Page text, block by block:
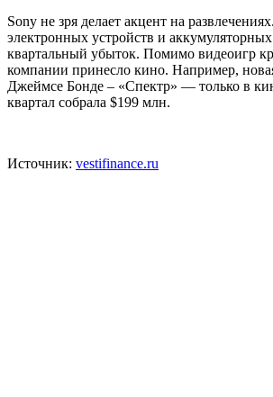
Sony не зря делает акцент на
электронных устройств и аккумуляторных
квартальный убыток. Помимо видеоигр
компании принесло кино. Например,
Джеймсе Бонде – «Спектр» — только в
квартал собрала $199 млн.
Источник: vestifinance.ru